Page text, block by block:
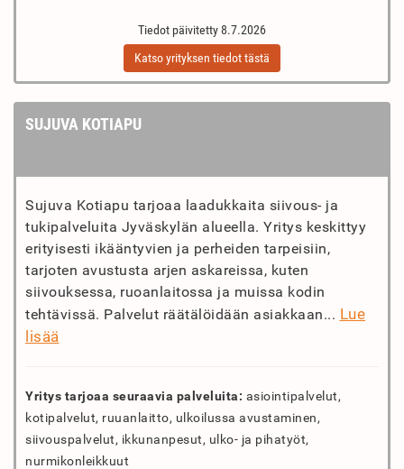
Tiedot päivitetty 8.7.2026
Katso yrityksen tiedot tästä
SUJUVA KOTIAPU
Sujuva Kotiapu tarjoaa laadukkaita siivous- ja
tukipalveluita Jyväskylän alueella. Yritys keskittyy
erityisesti ikääntyvien ja perheiden tarpeisiin,
tarjoten avustusta arjen askareissa, kuten
siivouksessa, ruoanlaitossa ja muissa kodin
tehtävissä. Palvelut räätälöidään asiakkaan... Lue
lisää
Yritys tarjoaa seuraavia palveluita: asiointipalvelut,
kotipalvelut, ruuanlaitto, ulkoilussa avustaminen,
siivouspalvelut, ikkunanpesut, ulko- ja pihatyöt,
nurmikonleikkuut